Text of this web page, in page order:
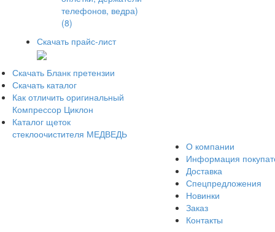
телефонов, ведра)
(8)
Скачать прайс-лист
Скачать Бланк претензии
Скачать каталог
Как отличить оригинальный
Компрессор Циклон
Каталог щеток
стеклоочистителя МЕДВЕДЬ
О компании
Информация
Доставка
Спецпредложения
Новинки
Заказ
Контакты